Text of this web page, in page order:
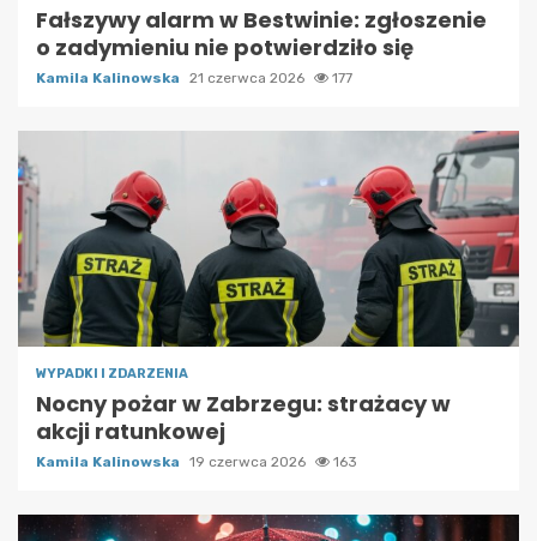
Fałszywy alarm w Bestwinie: zgłoszenie
o zadymieniu nie potwierdziło się
Kamila Kalinowska 21 czerwca 2026 177
WYPADKI I ZDARZENIA
Nocny pożar w Zabrzegu: strażacy w
akcji ratunkowej
Kamila Kalinowska 19 czerwca 2026 163